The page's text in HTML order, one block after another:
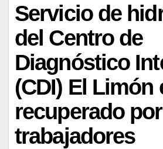
Servicio de
del Centro de
Diagnóstico
(CDI) El Limón
recuperado
trabajadores